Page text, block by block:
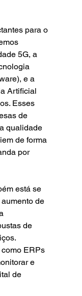
para o
5G, a
e a
Artificial
Esses
de
qualidade
de forma
por
está se
de
de
ERPs
e
de